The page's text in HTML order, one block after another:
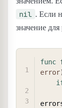
nil . Если
значение для
func
error